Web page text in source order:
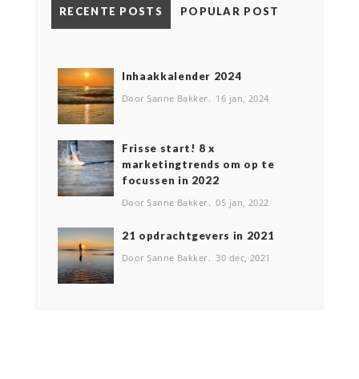
RECENTE POSTS POPULAR POST
Inhaakkalender 2024
Door Sanne Bakker 16 jan, 2024
Frisse start! 8 x
marketingtrends om op te
focussen in 2022
Door Sanne Bakker 05 jan, 2022
2️1 opdrachtgevers in 2021
Door Sanne Bakker 30 dec, 2021